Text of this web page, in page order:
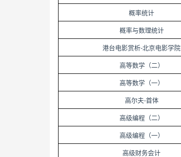
概率统计
概率与数理统计
港台电影赏析-北京电影学院
高等数学（二）
高等数学（一）
高尔夫-首体
高级编程（二）
高级编程（一）
高级财务会计